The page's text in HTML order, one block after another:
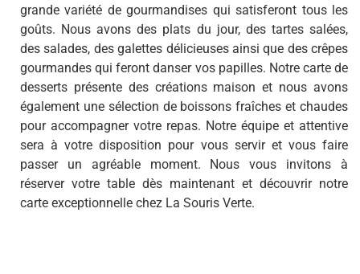
grande variété de gourmandises qui satisferont tous les
goûts. Nous avons des plats du jour, des tartes salées,
des salades, des galettes délicieuses ainsi que des crêpes
gourmandes qui feront danser vos papilles. Notre carte de
desserts présente des créations maison et nous avons
également une sélection de boissons fraîches et chaudes
pour accompagner votre repas. Notre équipe et attentive
sera à votre disposition pour vous servir et vous faire
passer un agréable moment. Nous vous invitons à
réserver votre table dès maintenant et découvrir notre
carte exceptionnelle chez La Souris Verte.